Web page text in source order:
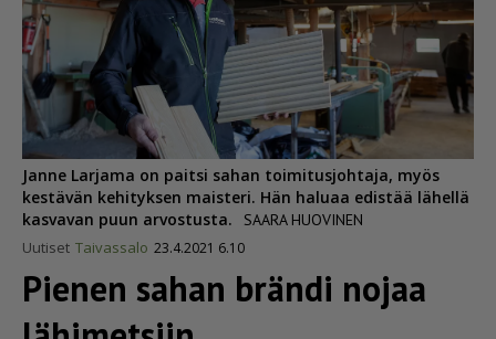
Janne Larjama on paitsi sahan toimitusjohtaja, myös
kestävän kehityksen maisteri. Hän haluaa edistää lähellä
kasvavan puun arvostusta.
SAARA HUOVINEN
Uutiset Taivassalo 23.4.2021 6.10
Pienen sahan brändi nojaa